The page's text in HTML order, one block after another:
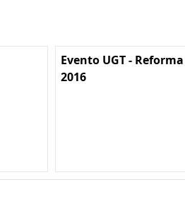
Evento UGT -
2016